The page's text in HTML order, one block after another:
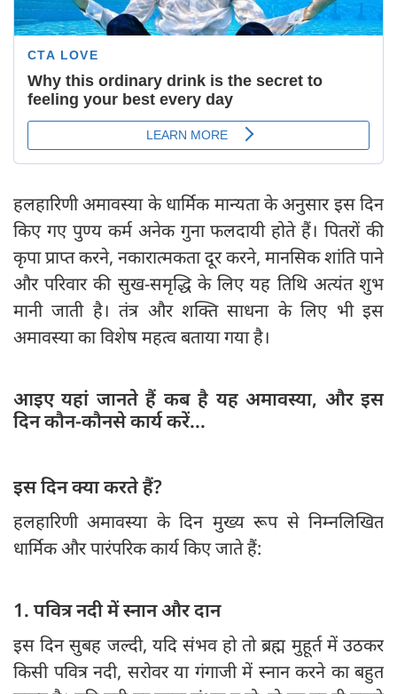
हलहारिणी अमावस्या के धार्मिक मान्यता के अनुसार इस दिन
किए गए पुण्य कर्म अनेक गुना फलदायी होते हैं। पितरों की
कृपा प्राप्त करने, नकारात्मकता दूर करने, मानसिक शांति पाने
और परिवार की सुख-समृद्धि के लिए यह तिथि अत्यंत शुभ
मानी जाती है। तंत्र और शक्ति साधना के लिए भी इस
अमावस्या का विशेष महत्व बताया गया है।
आइए यहां जानते हैं कब है यह अमावस्या, और इस
दिन कौन-कौनसे कार्य करें...
इस दिन क्या करते हैं?
हलहारिणी अमावस्या के दिन मुख्य रूप से निम्नलिखित
धार्मिक और पारंपरिक कार्य किए जाते हैं:
1. पवित्र नदी में स्नान और दान
इस दिन सुबह जल्दी, यदि संभव हो तो ब्रह्म मुहूर्त में उठकर
किसी पवित्र नदी, सरोवर या गंगाजी में स्नान करने का बहुत